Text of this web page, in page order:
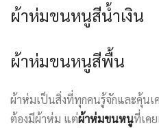
ผ้าห่มขนหนูสีน้ำเงิน
ผ้าห่มขนหนูสีพื้น
ผ้าห่มเป็นสิ่งที่ทุกคนรู้จักและคุ้น
ต้องมีผ้าห่ม แต่ผ้าห่มขนหนูที่เค